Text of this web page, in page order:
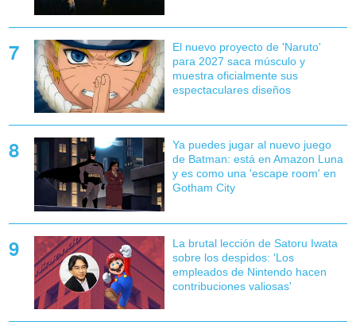
El nuevo proyecto de 'Naruto'
para 2027 saca músculo y
muestra oficialmente sus
espectaculares diseños
Ya puedes jugar al nuevo juego
de Batman: está en Amazon Luna
y es como una 'escape room' en
Gotham City
La brutal lección de Satoru Iwata
sobre los despidos: 'Los
empleados de Nintendo hacen
contribuciones valiosas'